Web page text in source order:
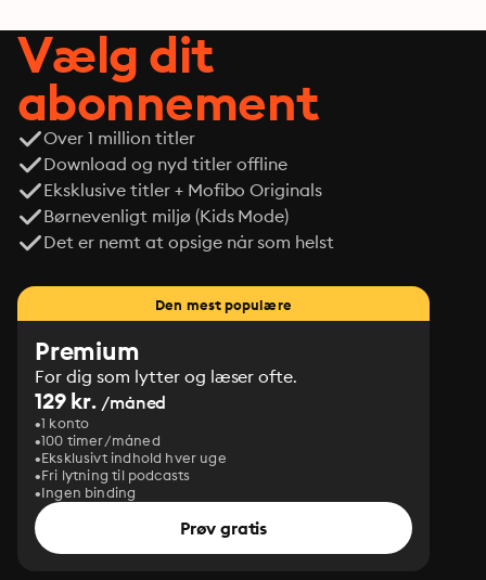
Vælg dit
abonnement
Over 1 million titler
Download og nyd titler offline
Eksklusive titler + Mofibo Originals
Børnevenligt miljø (Kids Mode)
Det er nemt at opsige når som helst
Den mest populære
Premium
For dig som lytter og læser ofte.
129 kr. /måned
1 konto
100 timer/måned
Eksklusivt indhold hver uge
Fri lytning til podcasts
Ingen binding
Prøv gratis